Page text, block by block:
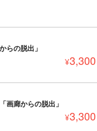
らの脱出」
¥3,300
画廊からの脱出」
¥3,300